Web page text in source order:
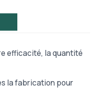
efficacité, la quantité
la fabrication pour